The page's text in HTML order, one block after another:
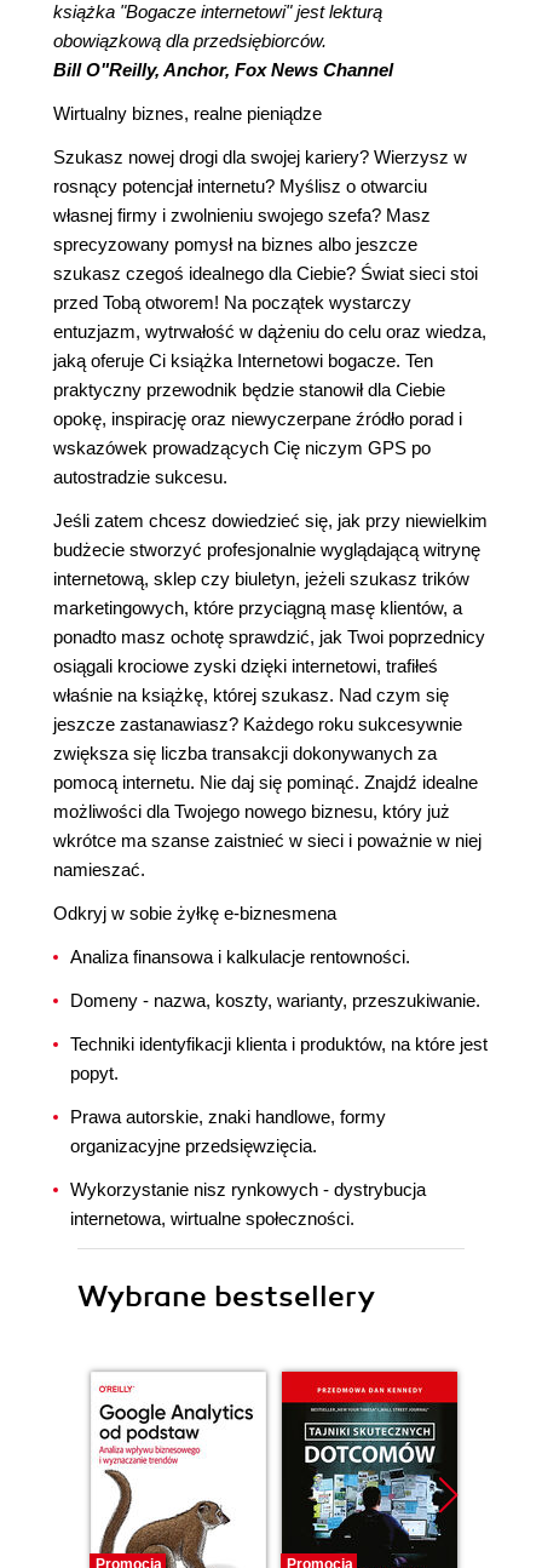
książka "Bogacze internetowi" jest lekturą
obowiązkową dla przedsiębiorców.
Bill O"Reilly, Anchor, Fox News Channel
Wirtualny biznes, realne pieniądze
Szukasz nowej drogi dla swojej kariery? Wierzysz w
rosnący potencjał internetu? Myślisz o otwarciu
własnej firmy i zwolnieniu swojego szefa? Masz
sprecyzowany pomysł na biznes albo jeszcze
szukasz czegoś idealnego dla Ciebie? Świat sieci stoi
przed Tobą otworem! Na początek wystarczy
entuzjazm, wytrwałość w dążeniu do celu oraz wiedza,
jaką oferuje Ci książka Internetowi bogacze. Ten
praktyczny przewodnik będzie stanowił dla Ciebie
opokę, inspirację oraz niewyczerpane źródło porad i
wskazówek prowadzących Cię niczym GPS po
autostradzie sukcesu.
Jeśli zatem chcesz dowiedzieć się, jak przy niewielkim
budżecie stworzyć profesjonalnie wyglądającą witrynę
internetową, sklep czy biuletyn, jeżeli szukasz trików
marketingowych, które przyciągną masę klientów, a
ponadto masz ochotę sprawdzić, jak Twoi poprzednicy
osiągali krociowe zyski dzięki internetowi, trafiłeś
właśnie na książkę, której szukasz. Nad czym się
jeszcze zastanawiasz? Każdego roku sukcesywnie
zwiększa się liczba transakcji dokonywanych za
pomocą internetu. Nie daj się pominąć. Znajdź idealne
możliwości dla Twojego nowego biznesu, który już
wkrótce ma szanse zaistnieć w sieci i poważnie w niej
namieszać.
Odkryj w sobie żyłkę e-biznesmena
Analiza finansowa i kalkulacje rentowności.
Domeny - nazwa, koszty, warianty, przeszukiwanie.
Techniki identyfikacji klienta i produktów, na które jest
popyt.
Prawa autorskie, znaki handlowe, formy
organizacyjne przedsięwzięcia.
Wykorzystanie nisz rynkowych - dystrybucja
internetowa, wirtualne społeczności.
Wybrane bestsellery